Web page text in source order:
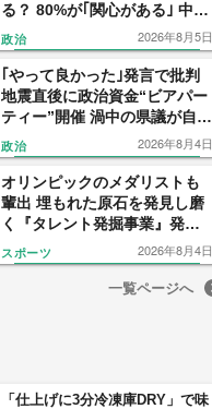
る？ 80%が｢関心がある｣ 中尾
元県議の会見 信用したのは僅
か1% 【福岡発】
政治 2026年8月5日
｢やって良かった｣発言で批判
地震直後に政治資金“ビアパー
ティー”開催 渦中の県議が自民
党県議団トップを辞任表明
【福岡発】
政治 2026年8月4日
オリンピックのメダリストも
輩出 埋もれた原石を発見し磨
く『タレント発掘事業』発足
から22年 1000人に1人の“狭き
門” 【福岡発】
スポーツ 2026年8月4日
一覧ページへ
「仕上げに3分冷凍庫DRY」で味